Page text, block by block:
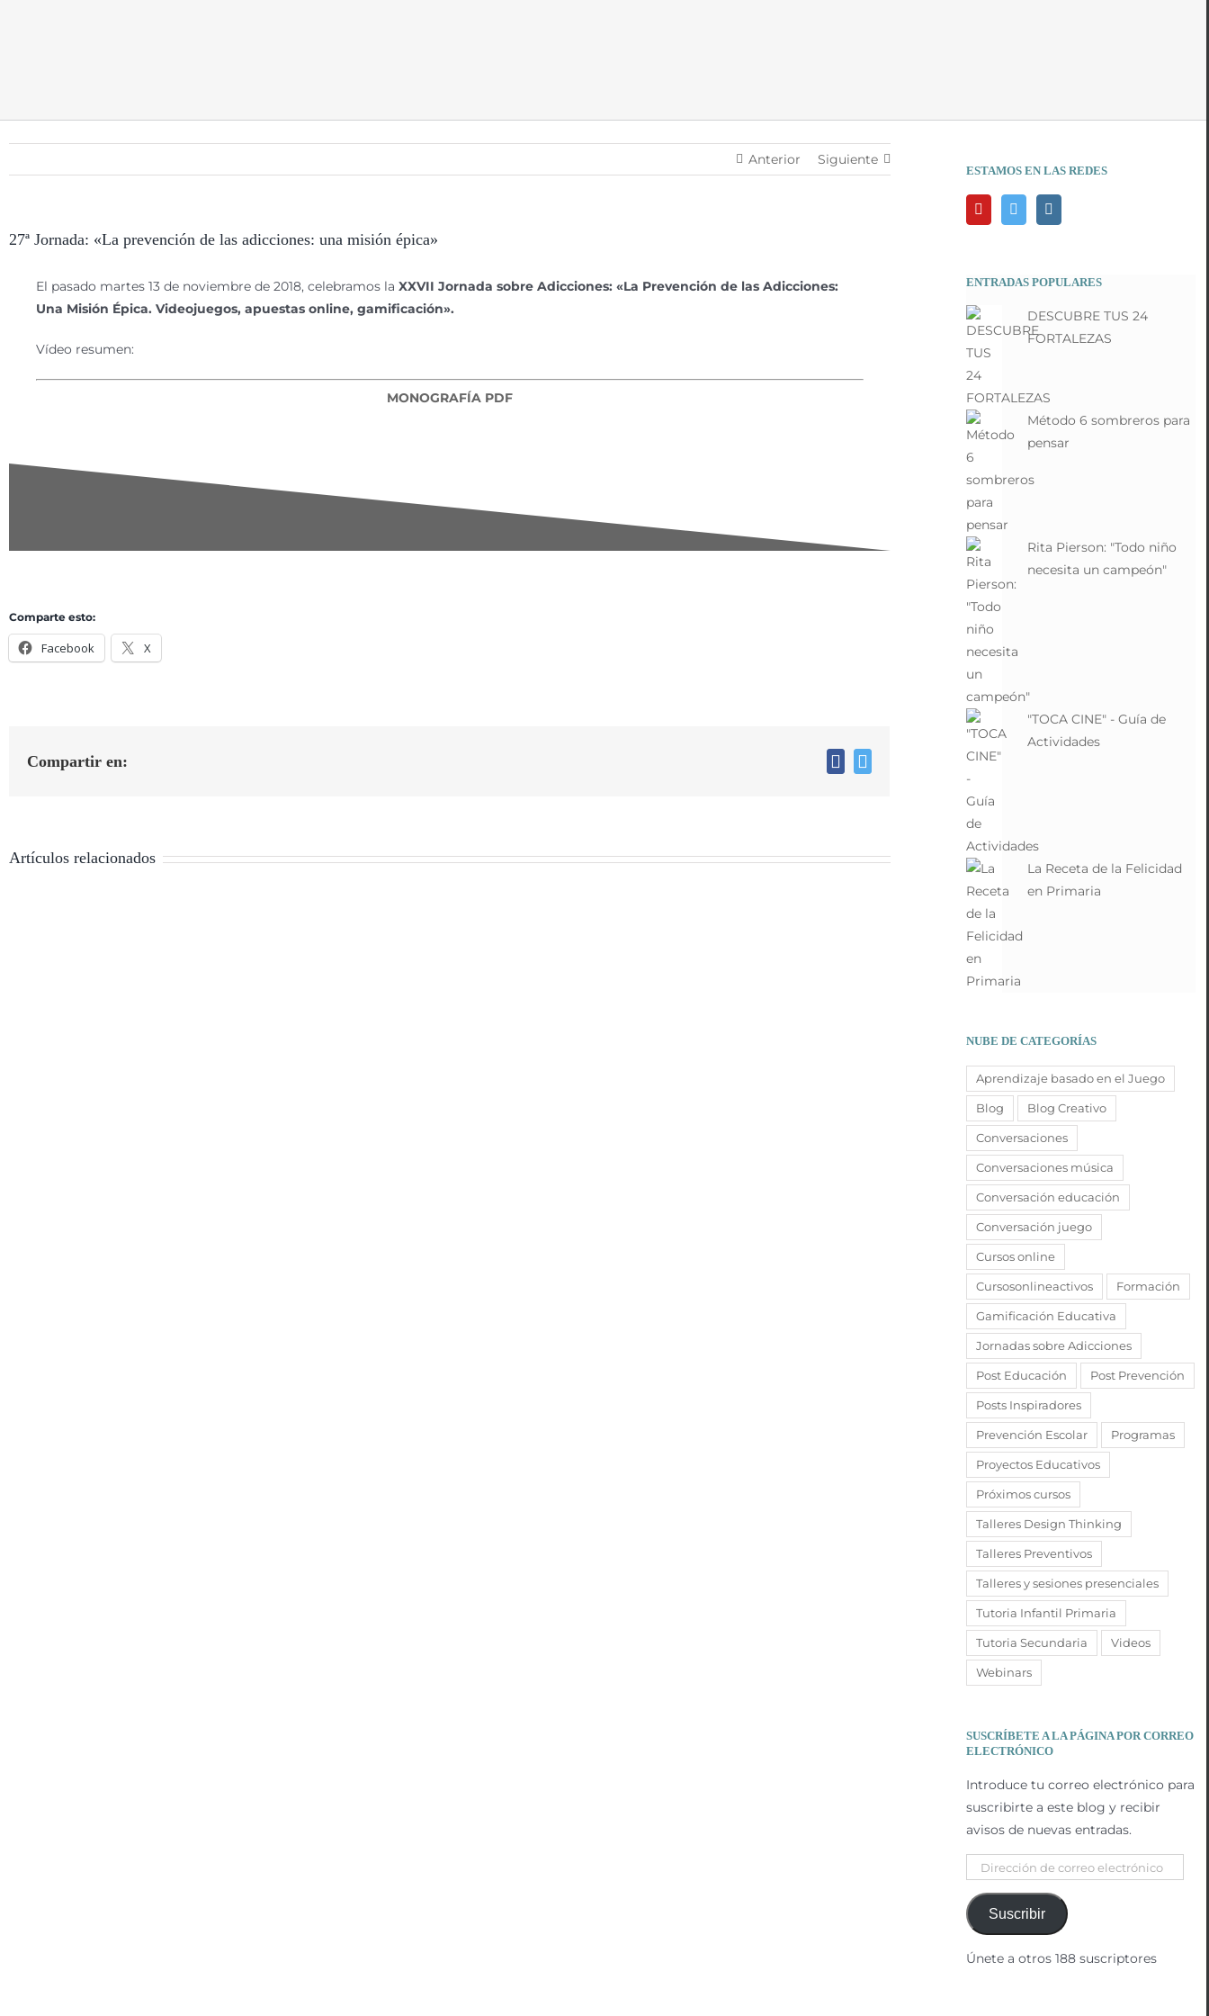
Anterior Siguiente
27ª Jornada: «La prevención de las adicciones: una misión épica»
El pasado martes 13 de noviembre de 2018, celebramos la XXVII Jornada sobre Adicciones: «La Prevención de las Adicciones:
Una Misión Épica. Videojuegos, apuestas online, gamificación».
Vídeo resumen:
MONOGRAFÍA PDF
Comparte esto:
Facebook X
Compartir en: Facebook
Artículos relacionados
ESTAMOS EN LAS REDES
ENTRADAS POPULARES
DESCUBRE TUS 24
FORTALEZAS
Método 6 sombreros para
pensar
Rita Pierson: "Todo niño
necesita un campeón"
"TOCA CINE" - Guía de
Actividades
La Receta de la Felicidad
en Primaria
NUBE DE CATEGORÍAS
Aprendizaje basado en el Juego
Blog Blog Creativo
Conversaciones
Conversaciones música
Conversación educación
Conversación juego
Cursos online
Cursosonlineactivos Formación
Gamificación Educativa
Jornadas sobre Adicciones
Post Educación Post Prevención
Posts Inspiradores
Prevención Escolar Programas
Proyectos Educativos
Próximos cursos
Talleres Design Thinking
Talleres Preventivos
Talleres y sesiones presenciales
Tutoria Infantil Primaria
Tutoria Secundaria Videos
Webinars
SUSCRÍBETE A LA PÁGINA POR CORREO
ELECTRÓNICO
Introduce tu correo electrónico para
suscribirte a este blog y recibir
avisos de nuevas entradas.
Dirección
correo
electrónico
Suscribir
Únete a otros 188 suscriptores